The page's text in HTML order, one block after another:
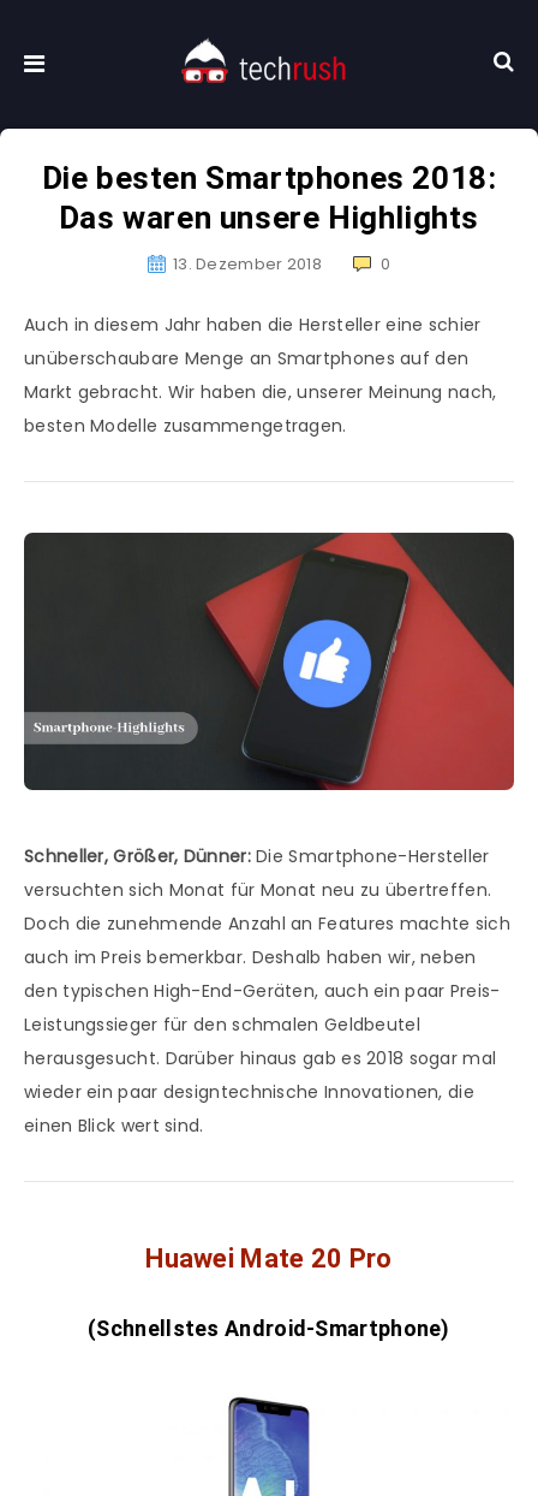
Die besten Smartphones 2018:
Das waren unsere Highlights
13. Dezember 2018 0
Auch in diesem Jahr haben die Hersteller eine schier
unüberschaubare Menge an Smartphones auf den
Markt gebracht. Wir haben die, unserer Meinung nach,
besten Modelle zusammengetragen.
Schneller, Größer, Dünner:Die Smartphone-Hersteller
versuchten sich Monat für Monat neu zu übertreffen.
Doch die zunehmende Anzahl an Features machte sich
auch im Preis bemerkbar. Deshalb haben wir, neben
den typischen High-End-Geräten, auch ein paar Preis-
Leistungssieger für den schmalen Geldbeutel
herausgesucht. Darüber hinaus gab es 2018 sogar mal
wieder ein paar designtechnische Innovationen, die
einen Blick wert sind.
Huawei Mate 20 Pro
(Schnellstes Android-Smartphone)